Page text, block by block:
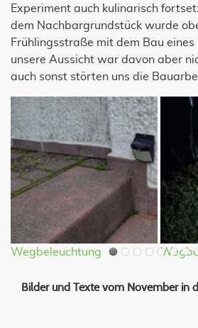
Experiment auch kulinarisch
dem Nachbargrundstück wurde
Frühlingsstraße mit dem Bau eines
unsere Aussicht war davon aber
auch sonst störten uns die
Wegbeleuchtung
Bilder und Texte vom November in